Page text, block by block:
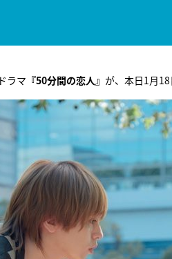
ラマ 『50分間の恋人』 が、本日1月18